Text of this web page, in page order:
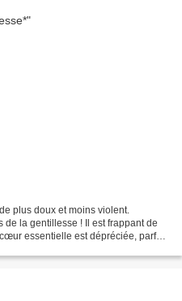
plus doux et moins violent.
de la gentillesse ! Il est frappant de
essentielle est dépréciée, parfois